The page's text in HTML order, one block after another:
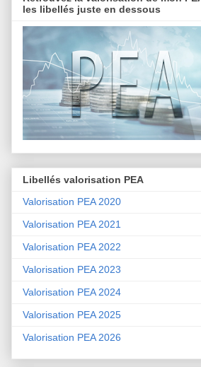
les libellés juste en dessous
Libellés valorisation PEA
Valorisation PEA 2020
Valorisation PEA 2021
Valorisation PEA 2022
Valorisation PEA 2023
Valorisation PEA 2024
Valorisation PEA 2025
Valorisation PEA 2026